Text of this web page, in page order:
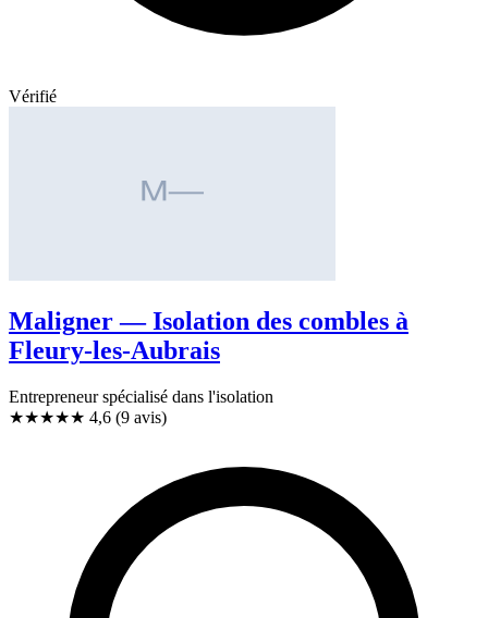
Vérifié
Maligner — Isolation des combles à
Fleury-les-Aubrais
Entrepreneur spécialisé dans l'isolation
★★★★★ 4,6 (9 avis)